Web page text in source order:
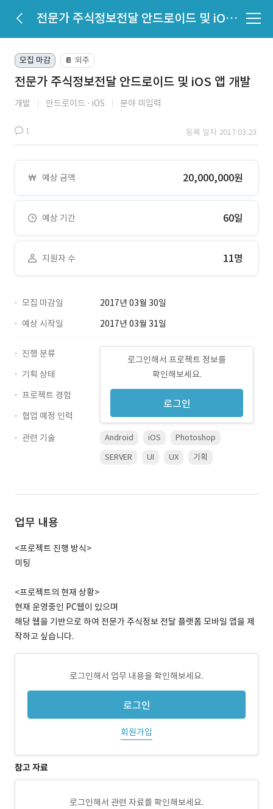
전문가 주식정보전달 안드로이드 및 iOS 앱 개발
모집 마감 📔 외주
전문가 주식정보전달 안드로이드 및 iOS 앱 개발
개발 안드로이드 iOS 분야 미입력
1 등록 일자 2017.03.23.
예상 금액 20,000,000원
예상 기간 60일
지원자 수 11명
모집 마감일
2017년 03월 30일
예상 시작일
2017년 03월 31일
로그인해서 프로젝트 정보를
확인해보세요.
로그인
진행 분류
기획 상태
프로젝트 경험
협업 예정 인력
관련 기술
Android iOS
Photoshop
SERVER
UI UX 기획
업무 내용
<프로젝트 진행 방식>
미팅
<프로젝트의 현재 상황>
현재 운영중인 PC웹이 있으며
해당 웹을 기반으로 하여 전문가 주식정보 전달 플랫폼 모바일 앱을 제
작하고 싶습니다.
로그인해서 업무 내용을 확인해보세요.
로그인
회원가입
참고 자료
로그인해서 관련 자료를 확인해보세요.